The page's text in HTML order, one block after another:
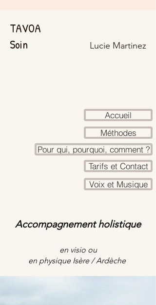
TAVOA
Soin
Lucie Martinez
Accueil
Méthodes
Pour qui, pourquoi, comment ?
Tarifs et Contact
Voix et Musique
Accompagnement holistique
en visio ou
en physique Isère / Ardèche